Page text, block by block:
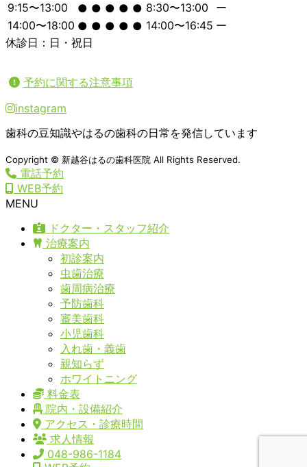
9:15〜13:00
● ● ● ● ● 8:30〜13:00
ー
14:00〜18:00 ● ● ● ● ● 14:00〜16:45 ー
休診日：日・祝日
予約に関する注意事項
instagram
歯科の豆知識やはるの歯科の日常を発信しています
Copyright © 新越谷はるの歯科医院 All Rights Reserved.
電話予約
WEB予約
MENU
ドクター・スタッフ紹介
治療案内
初診案内
虫歯治療
歯周病治療
予防歯科
審美歯科
小児歯科
入れ歯・義歯
親知らず
ホワイトニング
料金表
院内・設備紹介
アクセス・診療時間
求人情報
048-986-1184